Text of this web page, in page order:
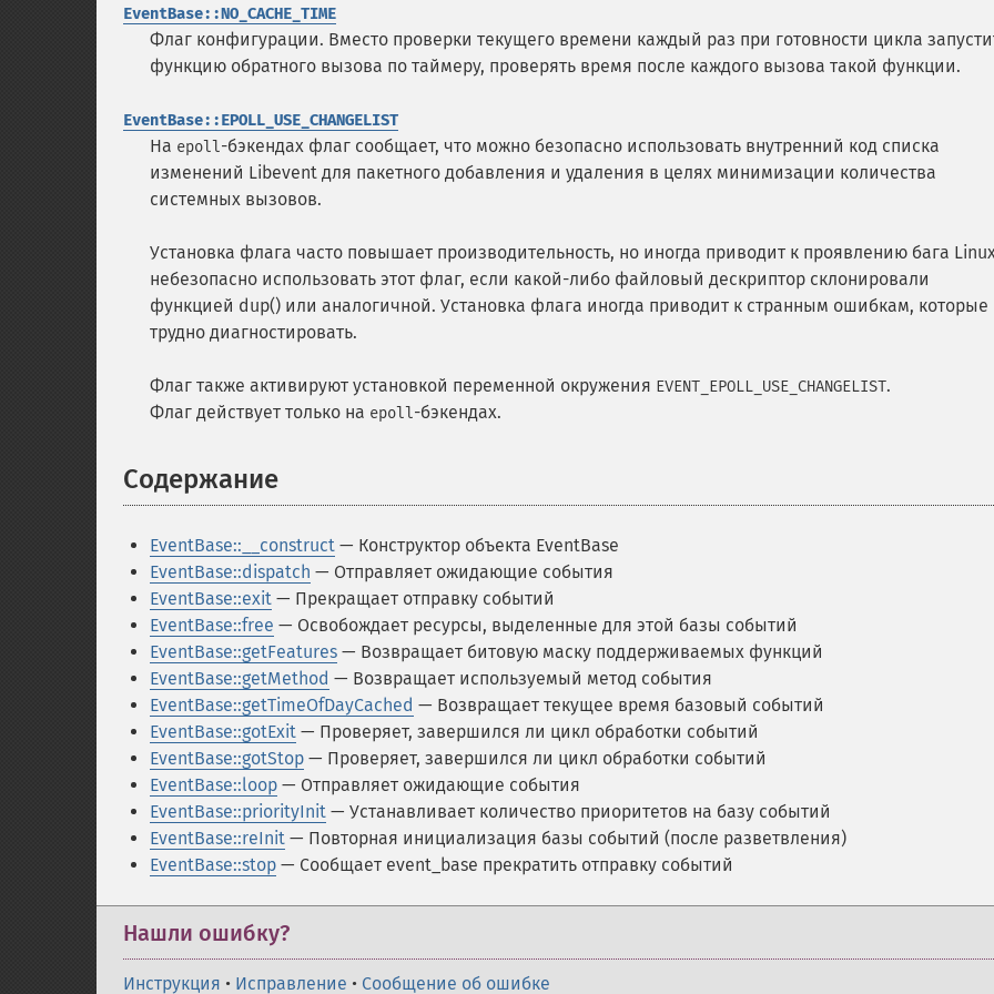
EventBase::NO_CACHE_TIME
Флаг конфигурации. Вместо проверки текущего времени каждый раз при готовности цикла
функцию обратного вызова по таймеру, проверять время после каждого вызова такой функции.
EventBase::EPOLL_USE_CHANGELIST
На epoll-бэкендах флаг сообщает, что можно безопасно использовать внутренний код списка
изменений Libevent для пакетного добавления и удаления в целях минимизации количества
системных вызовов.
Установка флага часто повышает производительность, но иногда приводит к проявлению бага
небезопасно использовать этот флаг, если какой-либо файловый дескриптор склонировали
функцией dup() или аналогичной. Установка флага иногда приводит к странным ошибкам, которые
трудно диагностировать.
Флаг также активируют установкой переменной окружения EVENT_EPOLL_USE_CHANGELIST.
Флаг действует только на epoll-бэкендах.
Содержание
EventBase::__construct — Конструктор объекта EventBase
EventBase::dispatch — Отправляет ожидающие события
EventBase::exit — Прекращает отправку событий
EventBase::free — Освобождает ресурсы, выделенные для этой базы событий
EventBase::getFeatures — Возвращает битовую маску поддерживаемых функций
EventBase::getMethod — Возвращает используемый метод события
EventBase::getTimeOfDayCached — Возвращает текущее время базовый событий
EventBase::gotExit — Проверяет, завершился ли цикл обработки событий
EventBase::gotStop — Проверяет, завершился ли цикл обработки событий
EventBase::loop — Отправляет ожидающие события
EventBase::priorityInit — Устанавливает количество приоритетов на базу событий
EventBase::reInit — Повторная инициализация базы событий (после разветвления)
EventBase::stop — Сообщает event_base прекратить отправку событий
Нашли ошибку?
Инструкция • Исправление • Сообщение об ошибке